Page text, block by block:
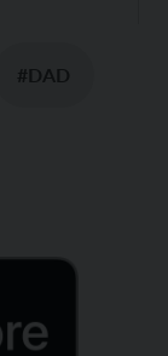
#DAD